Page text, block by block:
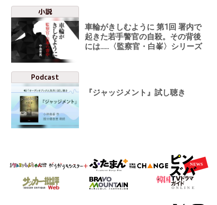
小説
車輪がきしむように 第1回 署内で
起きた若手警官の自殺。その背後
には......〈監察官・白峯〉シリーズ
Podcast
『ジャッジメント』試し聴き